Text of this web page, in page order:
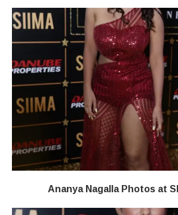
Ananya Nagalla Photos at